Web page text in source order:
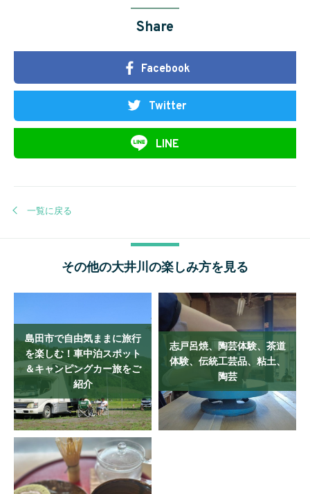
Share
Facebook
Twitter
LINE
一覧に戻る
その他の大井川の楽しみ方を見る
島田市で自由気ままに旅行
を楽しむ！車中泊スポット
＆キャンピングカー旅をご
紹介
志戸呂焼、陶芸体験、茶道
体験、伝統工芸品、粘土、
陶芸